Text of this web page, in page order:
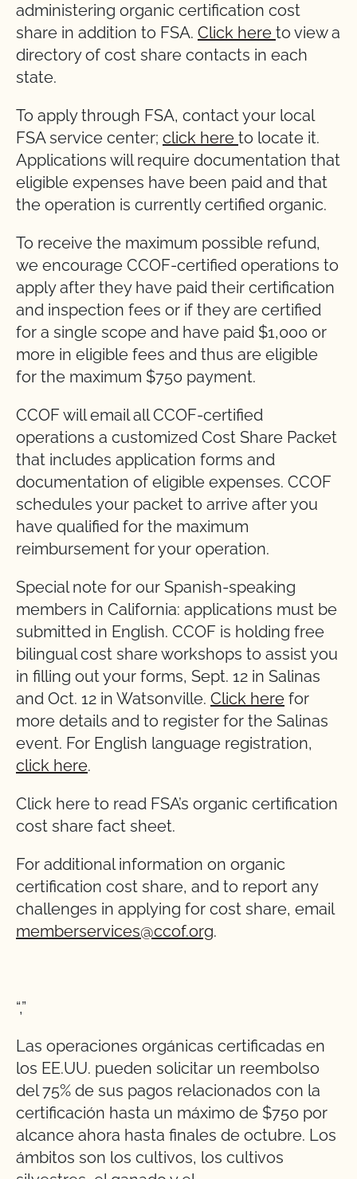
administering organic certification cost
share in addition to FSA. Click here to view a
directory of cost share contacts in each
state.
To apply through FSA, contact your local
FSA service center; click here to locate it.
Applications will require documentation that
eligible expenses have been paid and that
the operation is currently certified organic.
To receive the maximum possible refund,
we encourage CCOF-certified operations to
apply after they have paid their certification
and inspection fees or if they are certified
for a single scope and have paid $1,000 or
more in eligible fees and thus are eligible
for the maximum $750 payment.
CCOF will email all CCOF-certified
operations a customized Cost Share Packet
that includes application forms and
documentation of eligible expenses. CCOF
schedules your packet to arrive after you
have qualified for the maximum
reimbursement for your operation.
Special note for our Spanish-speaking
members in California: applications must be
submitted in English. CCOF is holding free
bilingual cost share workshops to assist you
in filling out your forms, Sept. 12 in Salinas
and Oct. 12 in Watsonville. Click here for
more details and to register for the Salinas
event. For English language registration,
click here.
Click here to read FSA’s organic certification
cost share fact sheet.
For additional information on organic
certification cost share, and to report any
challenges in applying for cost share, email
memberservices@ccof.org.
“,”
Las operaciones orgánicas certificadas en
los EE.UU. pueden solicitar un reembolso
del 75% de sus pagos relacionados con la
certificación hasta un máximo de $750 por
alcance ahora hasta finales de octubre. Los
ámbitos son los cultivos, los cultivos